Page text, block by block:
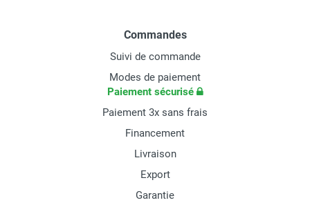
Commandes
Suivi de commande
Modes de paiement
Paiement sécurisé
Paiement 3x sans frais
Financement
Livraison
Export
Garantie